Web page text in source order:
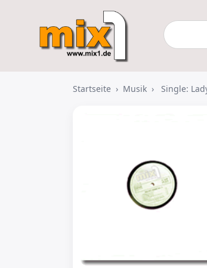
Startseite › Musik › Single: